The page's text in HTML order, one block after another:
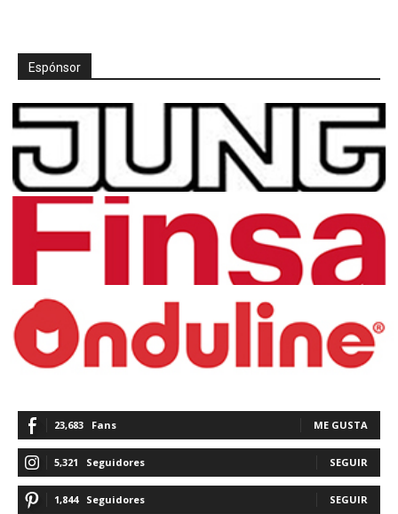
Espónsor
23,683 Fans ME GUSTA
5,321 Seguidores SEGUIR
1,844 Seguidores SEGUIR